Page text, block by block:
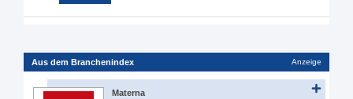
Aus dem Branchenindex Anzeige
Materna